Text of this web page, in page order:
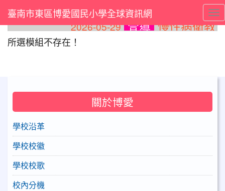
臺南市東區博愛國民小學全球資訊網
2026-05-29 宣導 慢性病衛教
所選模組不存在！
關於博愛
學校沿革
學校校徽
學校校歌
校內分機